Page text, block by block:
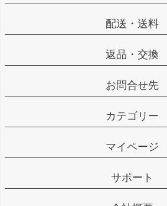
配送・送料
返品・交換
お問合せ先
カテゴリー
マイページ
サポート